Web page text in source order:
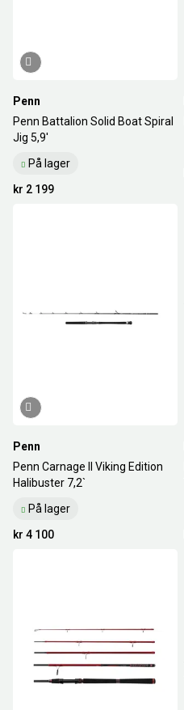
Penn
Penn Battalion Solid Boat Spiral
Jig 5,9'
På lager
kr 2 199
Penn
Penn Carnage II Viking Edition
Halibuster 7,2`
På lager
kr 4 100